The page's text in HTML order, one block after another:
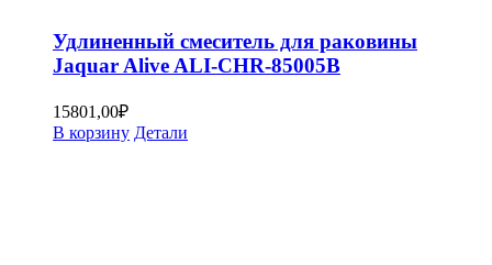
Удлиненный смеситель для раковины
Jaquar Alive ALI-CHR-85005B
15801,00₽
В корзину Детали